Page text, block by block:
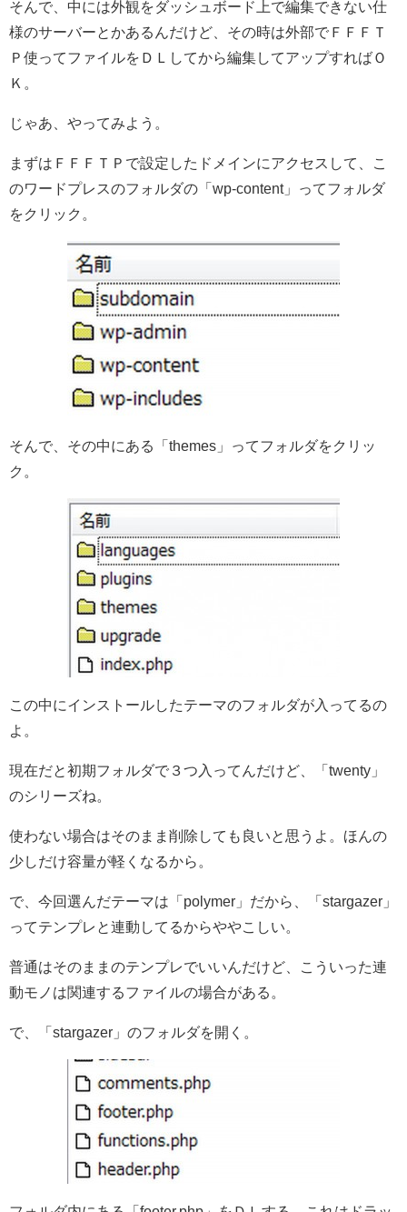
そんで、中には外観をダッシュボード上で編集できない仕
様のサーバーとかあるんだけど、その時は外部でＦＦＦＴ
Ｐ使ってファイルをＤＬしてから編集してアップすればＯ
Ｋ。
じゃあ、やってみよう。
まずはＦＦＦＴＰで設定したドメインにアクセスして、こ
のワードプレスのフォルダの「wp-content」ってフォルダ
をクリック。
そんで、その中にある「themes」ってフォルダをクリッ
ク。
この中にインストールしたテーマのフォルダが入ってるの
よ。
現在だと初期フォルダで３つ入ってんだけど、「twenty」
のシリーズね。
使わない場合はそのまま削除しても良いと思うよ。ほんの
少しだけ容量が軽くなるから。
で、今回選んだテーマは「polymer」だから、「stargazer」
ってテンプレと連動してるからややこしい。
普通はそのままのテンプレでいいんだけど、こういった連
動モノは関連するファイルの場合がある。
で、「stargazer」のフォルダを開く。